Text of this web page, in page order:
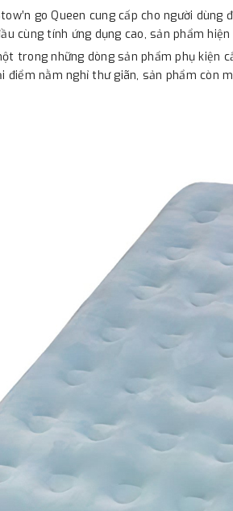
go Queen cung cấp cho người
cùng tính ứng dụng cao, sản phẩm
trong những dòng sản phẩm phụ kiện
điểm nằm nghỉ thư giãn, sản phẩm còn